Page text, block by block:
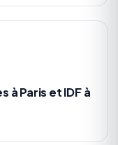
à Paris et IDF à